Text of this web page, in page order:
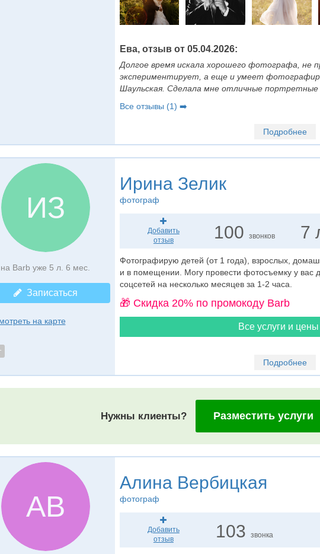
Ева, отзыв от 05.04.2026:
Долгое время искала хорошего фотографа, не
экспериментирует, а еще и умеет
Шаульская. Сделала мне отличные
Все отзывы (1) ➡️
Подробнее
ИЗ
на Barb уже 5 л. 6 мес.
Записаться
на карте
Ирина Зелик
фотограф
Добавить
отзыв
100звонков 7
Фотографирую детей (от 1 года), взрослых,
и в помещении. Могу провести фотосъемку у вас
соцсетей на несколько месяцев за 1-2 часа.
🎁 Cкидка 20% по промокоду Barb
Все услуги и
Подробнее
Нужны клиенты? Разместить услуги
АВ
Алина Вербицкая
фотограф
Добавить
отзыв
103звонка